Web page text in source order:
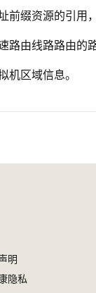
前缀资源的引用
路由线路路由的
机区域信息。
明
隐私